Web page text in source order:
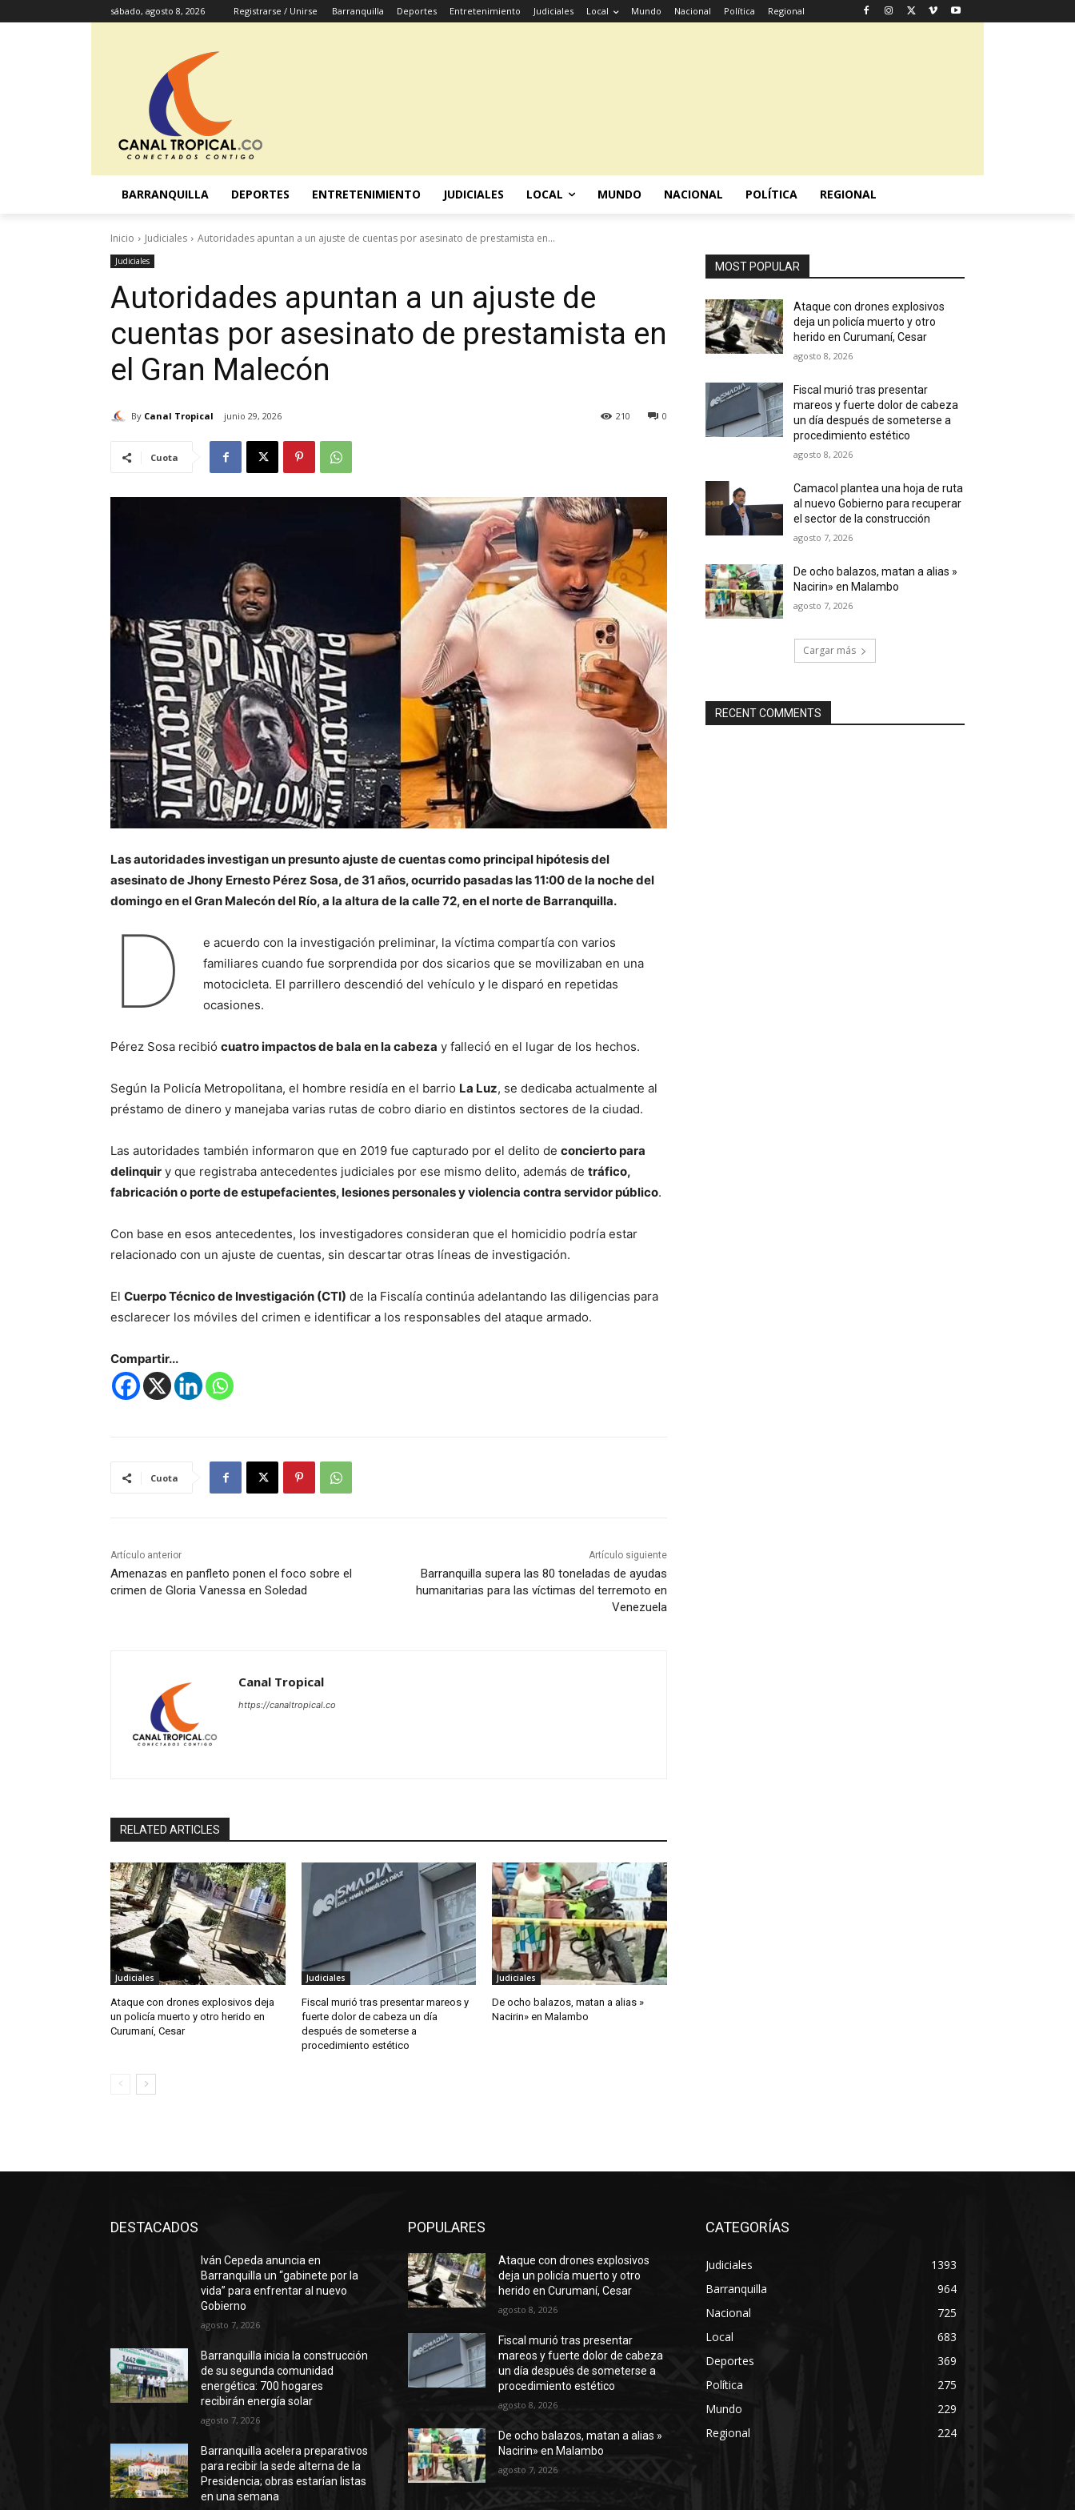
sábado, agosto 8, 2026 Registrarse / Unirse Barranquilla Deportes Entretenimiento Judiciales Local Mundo Nacional Política Regional
BARRANQUILLA DEPORTES ENTRETENIMIENTO JUDICIALES LOCAL MUNDO NACIONAL POLÍTICA REGIONAL
Inicio Judiciales Autoridades apuntan a un ajuste de cuentas por asesinato de prestamista en...
Judiciales
Autoridades apuntan a un ajuste de
cuentas por asesinato de prestamista en
el Gran Malecón
By Canal Tropical junio 29, 2026 0
210
Cuota
Las autoridades investigan un presunto ajuste de cuentas como principal hipótesis del
asesinato de Jhony Ernesto Pérez Sosa, de 31 años, ocurrido pasadas las 11:00 de la noche del
domingo en el Gran Malecón del Río, a la altura de la calle 72, en el norte de Barranquilla.
D
e acuerdo con la investigación preliminar, la víctima compartía con varios
familiares cuando fue sorprendida por dos sicarios que se movilizaban en una
motocicleta. El parrillero descendió del vehículo y le disparó en repetidas
ocasiones.
Pérez Sosa recibió cuatro impactos de bala en la cabeza y falleció en el lugar de los hechos.
Según la Policía Metropolitana, el hombre residía en el barrio La Luz, se dedicaba actualmente al
préstamo de dinero y manejaba varias rutas de cobro diario en distintos sectores de la ciudad.
Las autoridades también informaron que en 2019 fue capturado por el delito de concierto para
delinquir y que registraba antecedentes judiciales por ese mismo delito, además de tráfico,
fabricación o porte de estupefacientes, lesiones personales y violencia contra servidor público.
Con base en esos antecedentes, los investigadores consideran que el homicidio podría estar
relacionado con un ajuste de cuentas, sin descartar otras líneas de investigación.
El Cuerpo Técnico de Investigación (CTI) de la Fiscalía continúa adelantando las diligencias para
esclarecer los móviles del crimen e identificar a los responsables del ataque armado.
Compartir...
Cuota
Artículo anterior
Amenazas en panfleto ponen el foco sobre el
crimen de Gloria Vanessa en Soledad
Artículo siguiente
Barranquilla supera las 80 toneladas de ayudas
humanitarias para las víctimas del terremoto en
Venezuela
Canal Tropical
https://canaltropical.co
RELATED ARTICLES
Judiciales
Ataque con drones explosivos deja
un policía muerto y otro herido en
Curumaní, Cesar
Judiciales
Fiscal murió tras presentar mareos y
fuerte dolor de cabeza un día
después de someterse a
procedimiento estético
Judiciales
De ocho balazos, matan a alias »
Nacirin» en Malambo
MOST POPULAR
Ataque con drones explosivos
deja un policía muerto y otro
herido en Curumaní, Cesar
agosto 8, 2026
Fiscal murió tras presentar
mareos y fuerte dolor de cabeza
un día después de someterse a
procedimiento estético
agosto 8, 2026
Camacol plantea una hoja de ruta
al nuevo Gobierno para recuperar
el sector de la construcción
agosto 7, 2026
De ocho balazos, matan a alias »
Nacirin» en Malambo
agosto 7, 2026
Cargar más
RECENT COMMENTS
DESTACADOS
Iván Cepeda anuncia en
Barranquilla un “gabinete por la
vida” para enfrentar al nuevo
Gobierno
agosto 7, 2026
Barranquilla inicia la construcción
de su segunda comunidad
energética: 700 hogares
recibirán energía solar
agosto 7, 2026
Barranquilla acelera preparativos
para recibir la sede alterna de la
Presidencia; obras estarían listas
en una semana
POPULARES
Ataque con drones explosivos
deja un policía muerto y otro
herido en Curumaní, Cesar
agosto 8, 2026
Fiscal murió tras presentar
mareos y fuerte dolor de cabeza
un día después de someterse a
procedimiento estético
agosto 8, 2026
De ocho balazos, matan a alias »
Nacirin» en Malambo
agosto 7, 2026
CATEGORÍAS
Judiciales
1393
Barranquilla
964
Nacional
725
Local
683
Deportes
369
Política
275
Mundo
229
Regional
224